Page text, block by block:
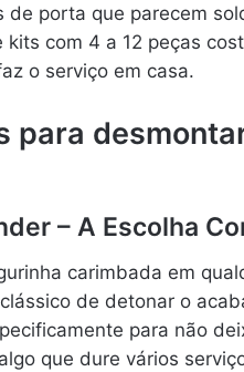
de porta que parecem
com 4 a 12 peças
o serviço em casa.
para
– A Escolha
carimbada em
de detonar o
para não
que dure vários